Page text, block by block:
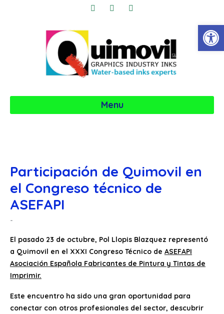
Menu
Participación de Quimovil en
el Congreso técnico de
ASEFAPI
El pasado 23 de octubre, Pol Llopis Blazquez representó
a Quimovil en el XXXI Congreso Técnico de ASEFAPI
Asociación Española Fabricantes de Pintura y Tintas de
Imprimir.
Este encuentro ha sido una gran oportunidad para
conectar con otros profesionales del sector, descubrir